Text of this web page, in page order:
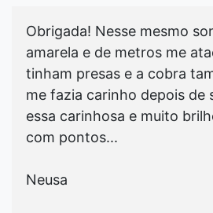
Obrigada! Nesse mesmo
amarela e de metros me
tinham presas e a cobra
me fazia carinho depois de
essa carinhosa e muito
com pontos...
Neusa